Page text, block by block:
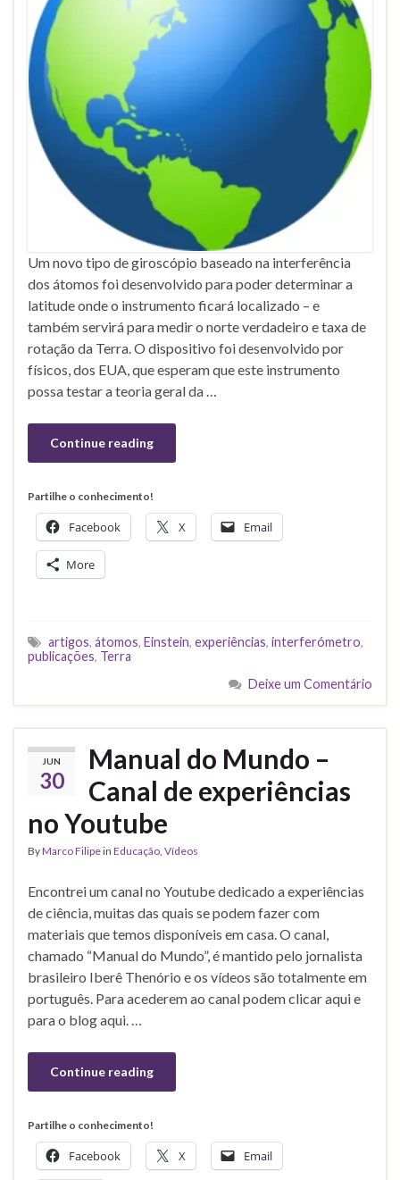
Um novo tipo de giroscópio baseado na interferência
dos átomos foi desenvolvido para poder determinar a
latitude onde o instrumento ficará localizado – e
também servirá para medir o norte verdadeiro e taxa de
rotação da Terra. O dispositivo foi desenvolvido por
físicos, dos EUA, que esperam que este instrumento
possa testar a teoria geral da …
Continue reading
Partilhe o conhecimento!
Facebook X Email
More
artigos, átomos, Einstein, experiências, interferómetro,
publicações, Terra
Deixe um Comentário
JUN
30
Manual do Mundo –
Canal de experiências
no Youtube
ByMarco Filipein Educação Vídeos
Encontrei um canal no Youtube dedicado a experiências
de ciência, muitas das quais se podem fazer com
materiais que temos disponíveis em casa. O canal,
chamado “Manual do Mundo”, é mantido pelo jornalista
brasileiro Iberê Thenório e os vídeos são totalmente em
português. Para acederem ao canal podem clicar aqui e
para o blog aqui. …
Continue reading
Partilhe o conhecimento!
Facebook X Email